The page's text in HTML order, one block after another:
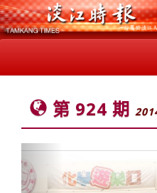
第 924 期
Previous